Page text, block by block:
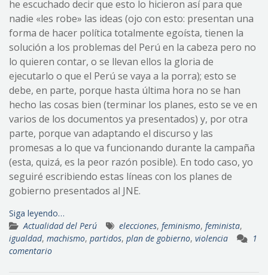
he escuchado decir que esto lo hicieron así para que
nadie «les robe» las ideas (ojo con esto: presentan una
forma de hacer política totalmente egoísta, tienen la
solución a los problemas del Perú en la cabeza pero no
lo quieren contar, o se llevan ellos la gloria de
ejecutarlo o que el Perú se vaya a la porra); esto se
debe, en parte, porque hasta última hora no se han
hecho las cosas bien (terminar los planes, esto se ve en
varios de los documentos ya presentados) y, por otra
parte, porque van adaptando el discurso y las
promesas a lo que va funcionando durante la campaña
(esta, quizá, es la peor razón posible). En todo caso, yo
seguiré escribiendo estas líneas con los planes de
gobierno presentados al JNE.
Siga leyendo…
Actualidad del Perú
elecciones, feminismo, feminista,
igualdad, machismo, partidos, plan de gobierno, violencia
1
comentario